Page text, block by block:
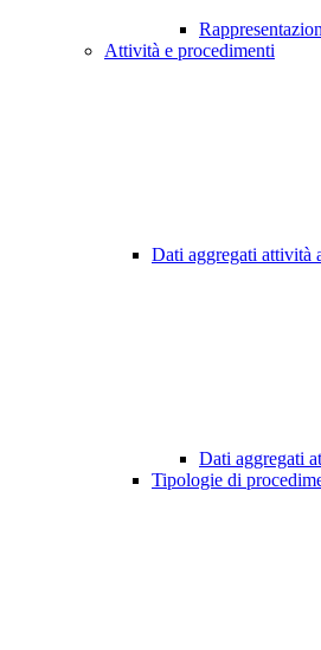
Attività e procedimenti
Dati aggregati attività
Dati aggregati
Tipologie di